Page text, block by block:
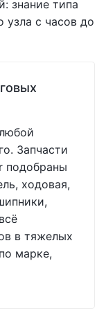
знание типа
узла с часов до
Запчасти
подобраны
ходовая,
в тяжелых
марке,